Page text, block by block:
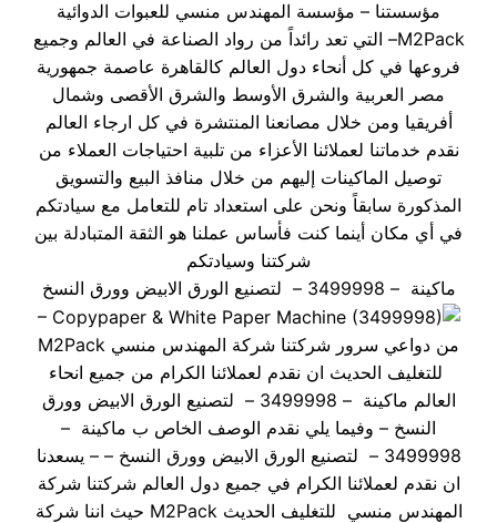
مؤسستنا – مؤسسة المهندس منسي للعبوات الدوائية
M2Pack– التي تعد رائداً من رواد الصناعة في العالم وجميع
فروعها في كل أنحاء دول العالم كالقاهرة عاصمة جمهورية
مصر العربية والشرق الأوسط والشرق الأقصى وشمال
أفريقيا ومن خلال مصانعنا المنتشرة في كل ارجاء العالم
نقدم خدماتنا لعملائنا الأعزاء من تلبية احتياجات العملاء من
توصيل الماكينات إليهم من خلال منافذ البيع والتسويق
المذكورة سابقاً ونحن على استعداد تام للتعامل مع سيادتكم
في أي مكان أينما كنت فأساس عملنا هو الثقة المتبادلة بين
شركتنا وسيادتكم
ماكينة – 3499998 – لتصنيع الورق الابيض وورق النسخ
–
من دواعي سرور شركتنا شركة المهندس منسي M2Pack
للتغليف الحديث ان نقدم لعملائنا الكرام من جميع انحاء
العالم ماكينة – 3499998 – لتصنيع الورق الابيض وورق
النسخ – وفيما يلي نقدم الوصف الخاص ب ماكينة –
3499998 – لتصنيع الورق الابيض وورق النسخ – – يسعدنا
ان نقدم لعملائنا الكرام في جميع دول العالم شركتنا شركة
المهندس منسي للتغليف الحديث M2Pack حيث اننا شركة